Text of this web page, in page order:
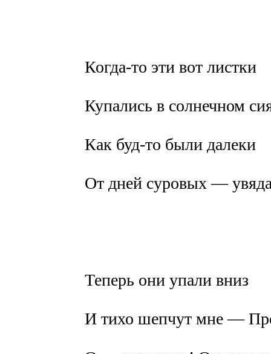
Когда-то эти вот листки
Купались в солнечном
Как буд-то были далеки
От дней суровых —
Теперь они упали вниз
И тихо шепчут мне —